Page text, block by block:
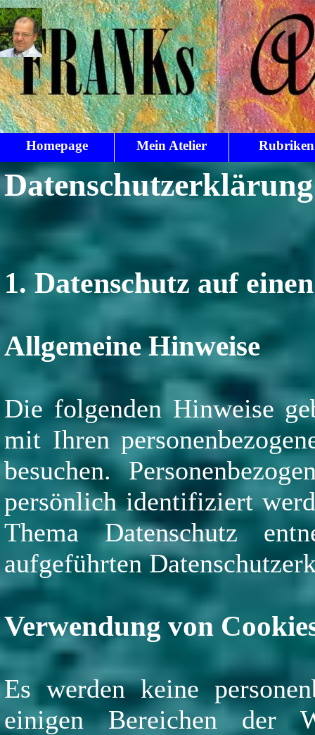
Direkt zum Seiteninhalt
Homepage Mein Atelier ▼
Rubriken
Datenschutzerklärung
1. Datenschutz auf
Allgemeine Hinweise
Die folgenden Hinweise
mit Ihren
besuchen.
persönlich identifiziert
Thema Datenschutz
aufgeführten
Verwendung von
Es werden keine
einigen Bereichen der